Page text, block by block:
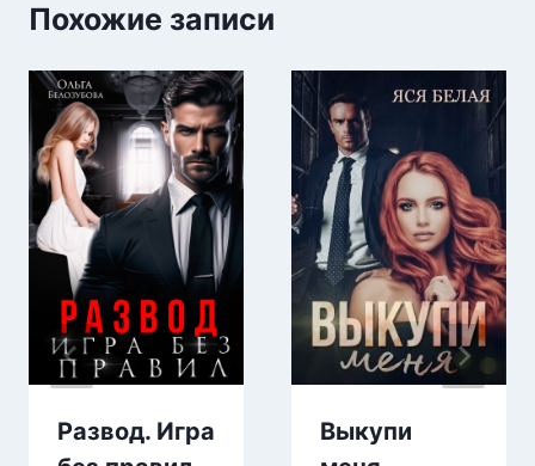
Похожие записи
Развод. Игра
Выкупи